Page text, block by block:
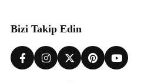
Bizi Takip Edin